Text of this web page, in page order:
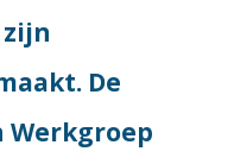
De
Werkgroep